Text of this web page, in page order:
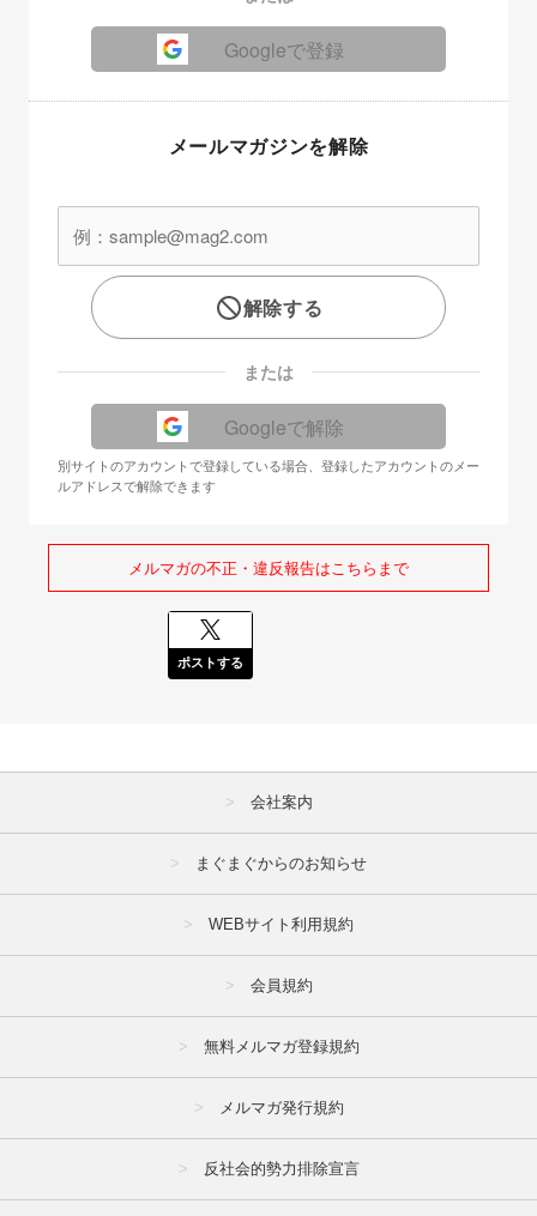
Googleで登録
メールマガジンを解除
解除する
または
Googleで解除
別サイトのアカウントで登録している場合、登録したアカウントのメー
ルアドレスで解除できます
メルマガの不正・違反報告はこちらまで
ポストする
会社案内
まぐまぐからのお知らせ
WEBサイト利用規約
会員規約
無料メルマガ登録規約
メルマガ発行規約
反社会的勢力排除宣言